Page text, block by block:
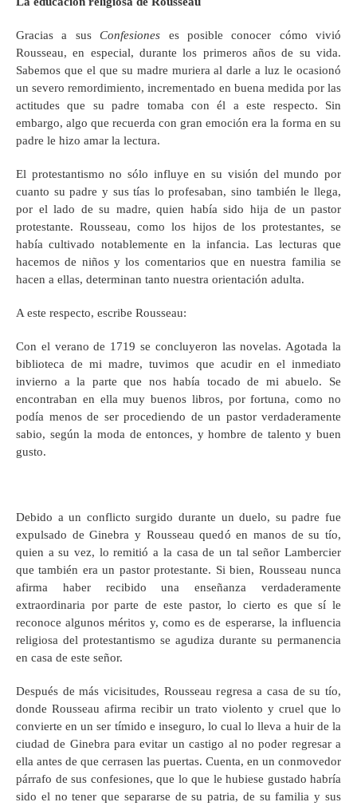
Gracias a susConfesiones es posible conocer cómo vivió
Rousseau, en especial, durante los primeros años de su vida.
Sabemos que el que su madre muriera al darle a luz le ocasionó
un severo remordimiento, incrementado en buena medida por las
actitudes que su padre tomaba con él a este respecto. Sin
embargo, algo que recuerda con gran emoción era la forma en su
padre le hizo amar la lectura.
El protestantismo no sólo influye en su visión del mundo por
cuanto su padre y sus tías lo profesaban, sino también le llega,
por el lado de su madre, quien había sido hija de un pastor
protestante. Rousseau, como los hijos de los protestantes, se
había cultivado notablemente en la infancia. Las lecturas que
hacemos de niños y los comentarios que en nuestra familia se
hacen a ellas, determinan tanto nuestra orientación adulta.
A este respecto, escribe Rousseau:
Con el verano de 1719 se concluyeron las novelas. Agotada la
biblioteca de mi madre, tuvimos que acudir en el inmediato
invierno a la parte que nos había tocado de mi abuelo. Se
encontraban en ella muy buenos libros, por fortuna, como no
podía menos de ser procediendo de un pastor verdaderamente
sabio, según la moda de entonces, y hombre de talento y buen
gusto.
Debido a un conflicto surgido durante un duelo, su padre fue
expulsado de Ginebra y Rousseau quedó en manos de su tío,
quien a su vez, lo remitió a la casa de un tal señor Lambercier
que también era un pastor protestante. Si bien, Rousseau nunca
afirma haber recibido una enseñanza verdaderamente
extraordinaria por parte de este pastor, lo cierto es que sí le
reconoce algunos méritos y, como es de esperarse, la influencia
religiosa del protestantismo se agudiza durante su permanencia
en casa de este señor.
Después de más vicisitudes, Rousseau regresa a casa de su tío,
donde Rousseau afirma recibir un trato violento y cruel que lo
convierte en un ser tímido e inseguro, lo cual lo lleva a huir de la
ciudad de Ginebra para evitar un castigo al no poder regresar a
ella antes de que cerrasen las puertas. Cuenta, en un conmovedor
párrafo de sus confesiones, que lo que le hubiese gustado habría
sido el no tener que separarse de su patria, de su familia y sus